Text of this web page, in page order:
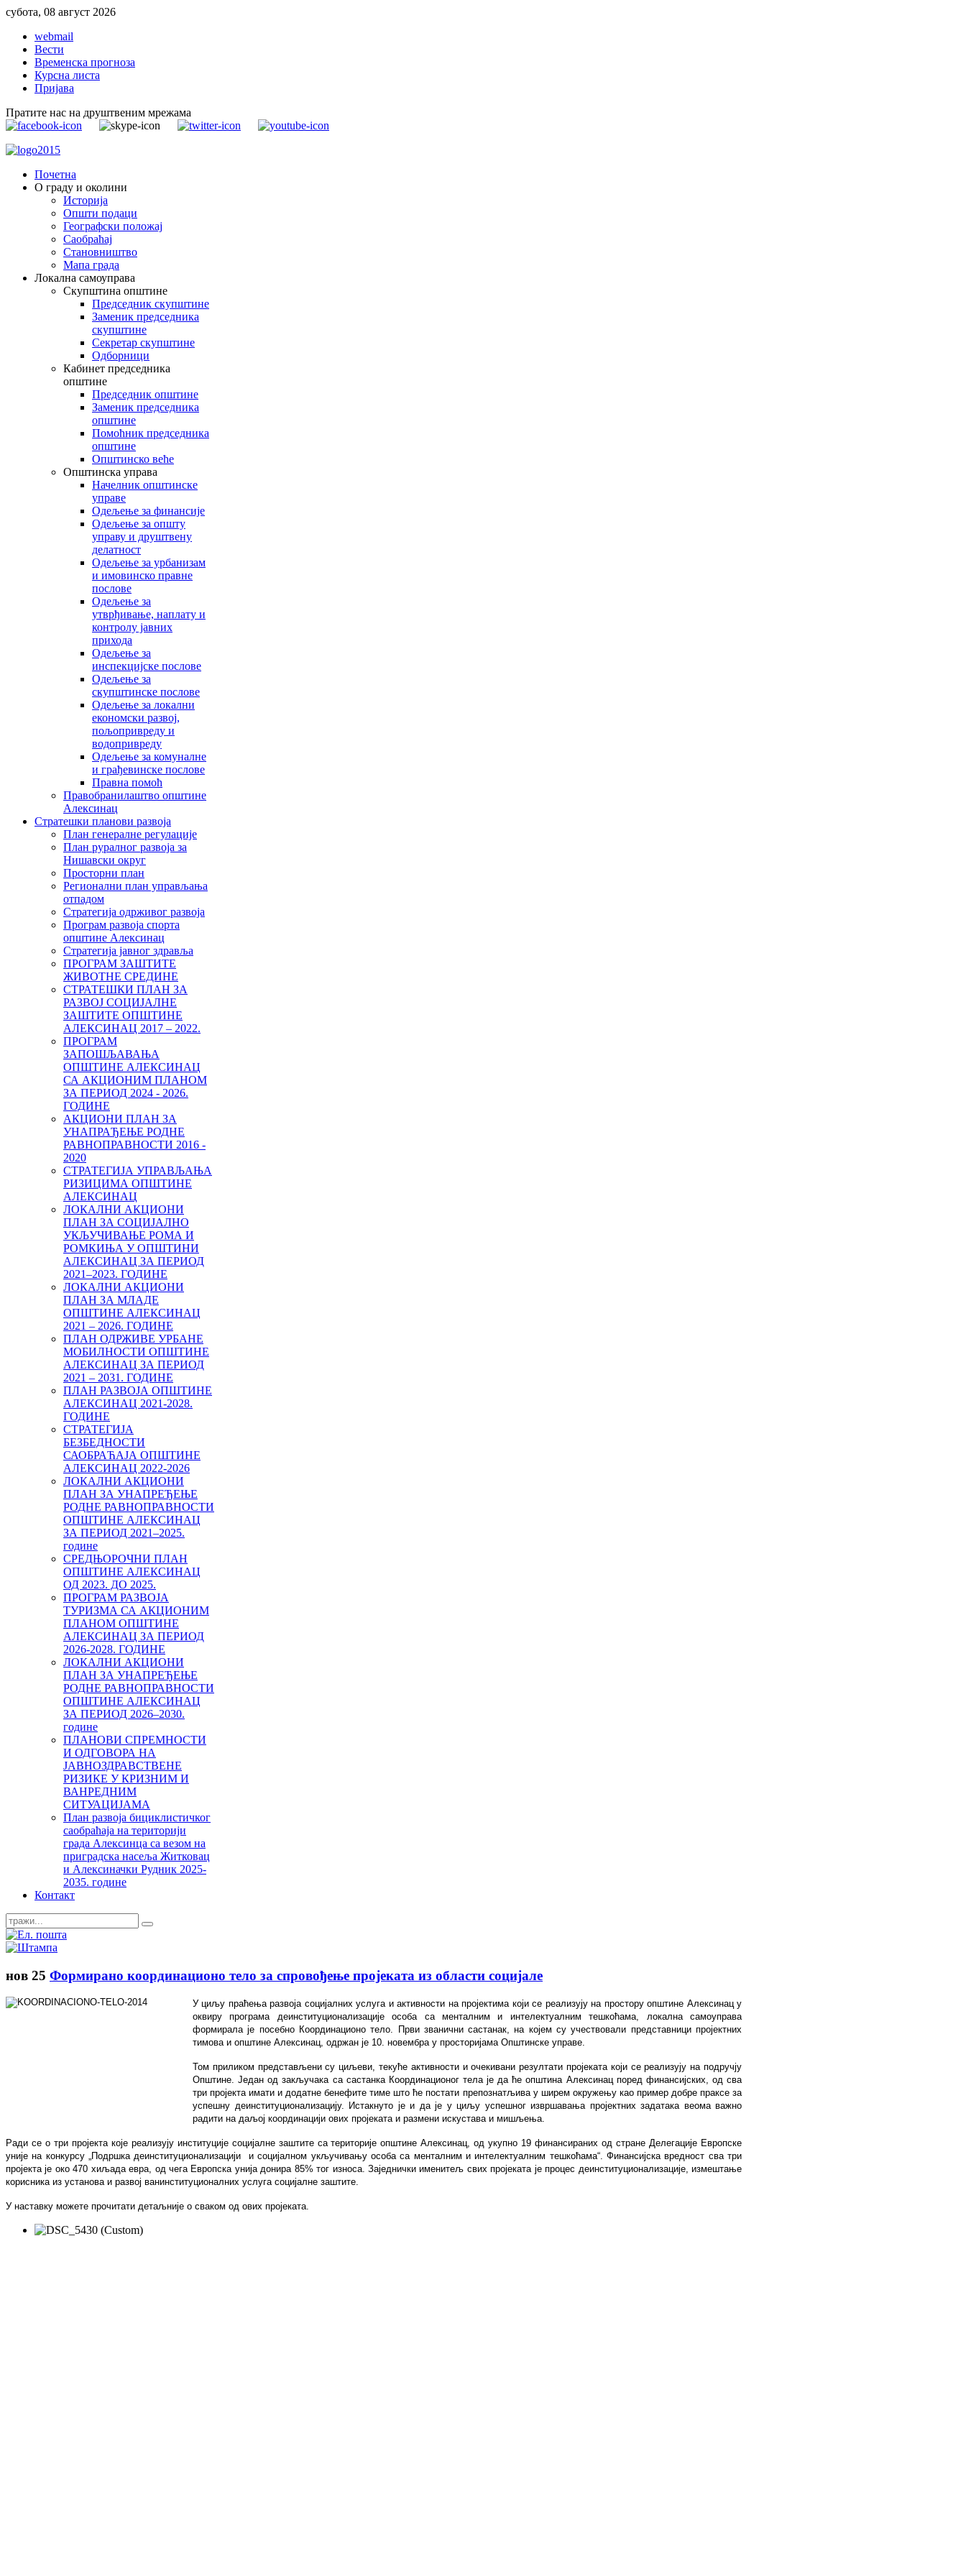
субота, 08 август 2026
webmail
Вести
Временска прогноза
Курсна листа
Пријава
Пратите нас на друштвеним мрежама
Почетна
О граду и околини
Историја
Општи подаци
Географски положај
Саобраћај
Становништво
Мапа града
Локална самоуправа
Скупштина општине
Председник скупштине
Заменик председника
скупштине
Секретар скупштине
Одборници
Кабинет председника
општине
Председник општине
Заменик председника
општине
Помоћник председника
општине
Општинско веће
Општинска управа
Начелник општинске
управе
Одељење за финансије
Одељење за општу
управу и друштвену
делатност
Одељење за урбанизам
и имовинско правне
послове
Одељење за
утврђивање, наплату и
контролу јавних
прихода
Одељење за
инспекцијске послове
Одељење за
скупштинске послове
Одељење за локални
економски развој,
пољопривреду и
водопривреду
Одељење за комуналне
и грађевинске послове
Правна помоћ
Правобранилаштво општине
Алексинац
Стратешки планови развоја
План генералне регулације
План руралног развоја за
Нишавски округ
Просторни план
Регионални план управљања
отпадом
Стратегија одрживог развоја
Програм развоја спорта
општине Алексинац
Стратегија јавног здравља
ПРОГРАМ ЗАШТИТЕ
ЖИВОТНЕ СРЕДИНЕ
СТРАТЕШКИ ПЛАН ЗА
РАЗВОЈ СОЦИЈАЛНЕ
ЗАШТИТЕ ОПШТИНЕ
АЛЕКСИНАЦ 2017 – 2022.
ПРОГРАМ
ЗАПОШЉАВАЊА
ОПШТИНЕ АЛЕКСИНАЦ
СА АКЦИОНИМ ПЛАНОМ
ЗА ПЕРИОД 2024 - 2026.
ГОДИНЕ
АКЦИОНИ ПЛАН ЗА
УНАПРАЂЕЊЕ РОДНЕ
РАВНОПРАВНОСТИ 2016 -
2020
СТРАТЕГИЈА УПРАВЉАЊА
РИЗИЦИМА ОПШТИНЕ
АЛЕКСИНАЦ
ЛОКАЛНИ АКЦИОНИ
ПЛАН ЗА СОЦИЈАЛНО
УКЉУЧИВАЊЕ РОМА И
РОМКИЊА У ОПШТИНИ
AЛЕКСИНАЦ ЗА ПЕРИОД
2021–2023. ГОДИНE
ЛОКАЛНИ АКЦИОНИ
ПЛАН ЗА МЛАДЕ
ОПШТИНЕ АЛЕКСИНАЦ
2021 – 2026. ГОДИНЕ
ПЛАН ОДРЖИВЕ УРБАНЕ
МОБИЛНОСТИ ОПШТИНЕ
АЛЕКСИНАЦ ЗА ПЕРИОД
2021 – 2031. ГОДИНЕ
ПЛАН РАЗВОЈА ОПШТИНЕ
АЛЕКСИНАЦ 2021-2028.
ГОДИНЕ
СТРАТЕГИЈА
БЕЗБЕДНОСТИ
САОБРАЋАЈА ОПШТИНЕ
АЛЕКСИНАЦ 2022-2026
ЛОКАЛНИ АКЦИОНИ
ПЛАН ЗА УНАПРЕЂЕЊЕ
РОДНЕ РАВНОПРАВНОСТИ
ОПШТИНЕ АЛЕКСИНАЦ
ЗА ПЕРИОД 2021–2025.
године
СРЕДЊОРОЧНИ ПЛАН
ОПШТИНЕ АЛЕКСИНАЦ
ОД 2023. ДО 2025.
ПРОГРАМ РАЗВОЈА
ТУРИЗМА СА АКЦИОНИМ
ПЛАНОМ ОПШТИНЕ
АЛЕКСИНАЦ ЗА ПЕРИОД
2026-2028. ГОДИНЕ
ЛОКАЛНИ АКЦИОНИ
ПЛАН ЗА УНАПРЕЂЕЊЕ
РОДНЕ РАВНОПРАВНОСТИ
ОПШТИНЕ АЛЕКСИНАЦ
ЗА ПЕРИОД 2026–2030.
године
ПЛАНОВИ СПРЕМНОСТИ
И ОДГОВОРА НА
ЈАВНОЗДРАВСТВЕНЕ
РИЗИКЕ У КРИЗНИМ И
ВАНРЕДНИМ
СИТУАЦИЈАМА
План развоја бициклистичког
саобраћаја на територији
града Алексинца са везом на
приградска насеља Житковац
и Алексиначки Рудник 2025-
2035. године
Контакт
нов 25 Формирано координационо тело за спровођење пројеката из области социјале
У циљу праћења развоја социјалних услуга и активности на пројектима који се реализују на простору општине Алексинац у
оквиру програма деинституционализације особа са менталним и интелектуалним тешкоћама, локална самоуправа
формирала је посебно Координационо тело. Први званични састанак, на којем су учествовали представници пројектних
тимова и општине Алексинац, одржан је 10. новембра у просторијама Општинске управе.
Том приликом представљени су циљеви, текуће активности и очекивани резултати пројеката који се реализују на подручју
Општине. Један од закључака са састанка Координационог тела је да ће општина Алексинац поред финансијских, од сва
три пројекта имати и додатне бенефите тиме што ће постати препознатљива у ширем окружењу као пример добре праксе за
успешну деинституционализацију. Истакнуто је и да је у циљу успешног извршавања пројектних задатака веома важно
радити на даљој координацији ових пројеката и размени искустава и мишљења.
Ради се о три пројекта које реализују институције социјалне заштите са територије општине Алексинац, од укупно 19 финансираних од стране Делегације Европске
уније на конкурсу „Подршка деинституционализацији и социјалном укључивању особа са менталним и интелектуалним тешкоћама“. Финансијска вредност сва три
пројекта је око 470 хиљада евра, од чега Европска унија донира 85% тог износа. Заједнички именитељ свих пројеката је процес деинституционализације, измештање
корисника из установа и развој ванинституционалних услуга социјалне заштите.
У наставку можете прочитати детаљније о сваком од ових пројеката.